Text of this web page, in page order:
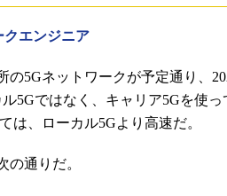
クエンジニア
5Gネットワークが予定通り、
5Gではなく、キャリア5Gを使っ
は、ローカル5Gより高速だ。
通りだ。